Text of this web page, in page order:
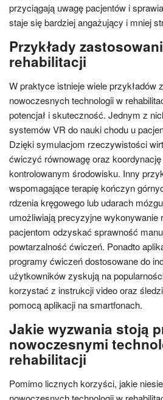
przyciągają uwagę pacjentów i
staje się bardziej angażujący i mniej
Przykłady
rehabilitacji
W praktyce istnieje wiele przykładów
nowoczesnych technologii w
potencjał i skuteczność. Jednym z
systemów VR do nauki chodu u
Dzięki symulacjom rzeczywistości
ćwiczyć równowagę oraz
kontrolowanym środowisku. Inny
wspomagające terapię kończyn
rdzenia kręgowego lub udarach
umożliwiają precyzyjne wykonywanie
pacjentom odzyskać sprawność
powtarzalność ćwiczeń. Ponadto
programy ćwiczeń dostosowane do
użytkowników zyskują na
korzystać z instrukcji video oraz
pomocą aplikacji na smartfonach.
Jakie wyzwania stoją
nowoczesnymi
rehabilitacji
Pomimo licznych korzyści, jakie